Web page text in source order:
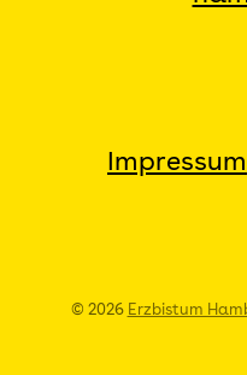
Impressum
© 2026 Erzbistum